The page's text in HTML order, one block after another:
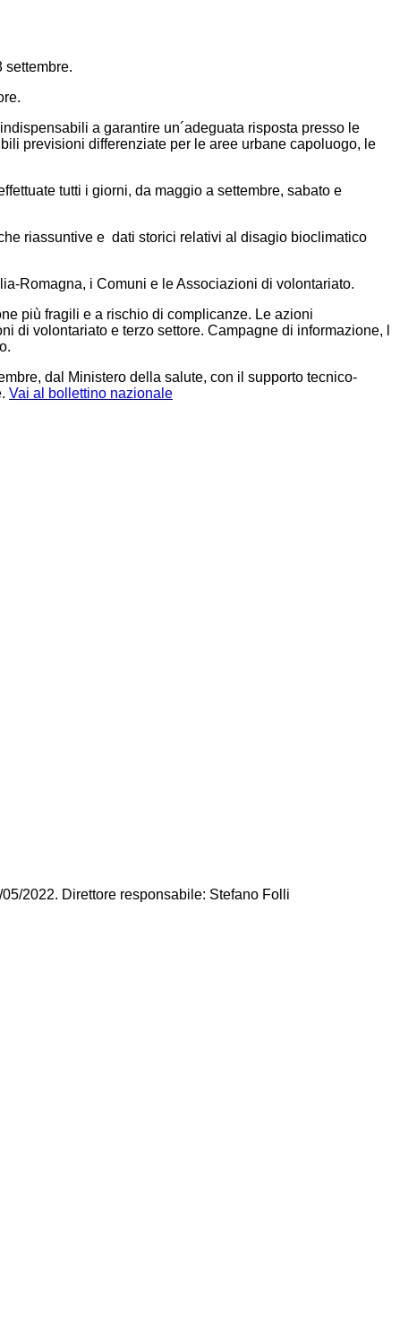
settembre.
a garantire un´adeguata risposta presso le
previsioni differenziate per le aree urbane capoluogo, le
tutti i giorni, da maggio a settembre, sabato e
riassuntive e dati storici relativi al disagio bioclimatico
Romagna, i Comuni e le Associazioni di volontariato.
più fragili e a rischio di complicanze. Le azioni
volontariato e terzo settore. Campagne di informazione, l
dal Ministero della salute, con il supporto tecnico-
Vai al bollettino nazionale
2022. Direttore responsabile: Stefano Folli